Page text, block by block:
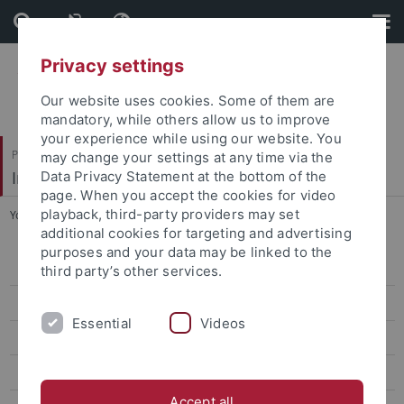
Skip
to
content
Skip
to
footer
Philosophische Fakultät
Institut für Medienwissenschaft
You are here: Startseite ... Veranstaltungen
AniVision
Veranstaltungen
Privacy settings
Our website uses cookies. Some of them are
mandatory, while others allow us to improve
your experience while using our website. You
may change your settings at any time via the
Data Privacy Statement at the bottom of the
page. When you accept the cookies for video
playback, third-party providers may set
additional cookies for targeting and advertising
purposes and your data may be linked to the
third party’s other services.
Essential Videos